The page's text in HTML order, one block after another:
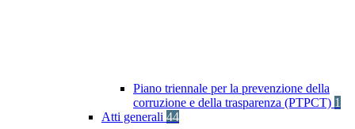
Piano triennale per la prevenzione della
corruzione e della trasparenza (PTPCT) 1
Atti generali 44